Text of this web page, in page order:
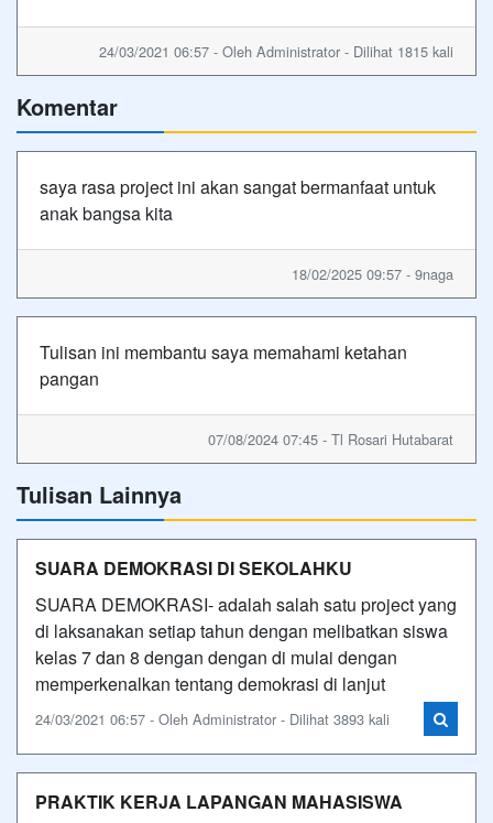
24/03/2021 06:57 - Oleh Administrator - Dilihat 1815 kali
Komentar
saya rasa project ini akan sangat bermanfaat untuk
anak bangsa kita
18/02/2025 09:57 - 9naga
Tulisan ini membantu saya memahami ketahan
pangan
07/08/2024 07:45 - Tl Rosari Hutabarat
Tulisan Lainnya
SUARA DEMOKRASI DI SEKOLAHKU
SUARA DEMOKRASI- adalah salah satu project yang
di laksanakan setiap tahun dengan melibatkan siswa
kelas 7 dan 8 dengan dengan di mulai dengan
memperkenalkan tentang demokrasi di lanjut
24/03/2021 06:57 - Oleh Administrator - Dilihat 3893 kali
PRAKTIK KERJA LAPANGAN MAHASISWA